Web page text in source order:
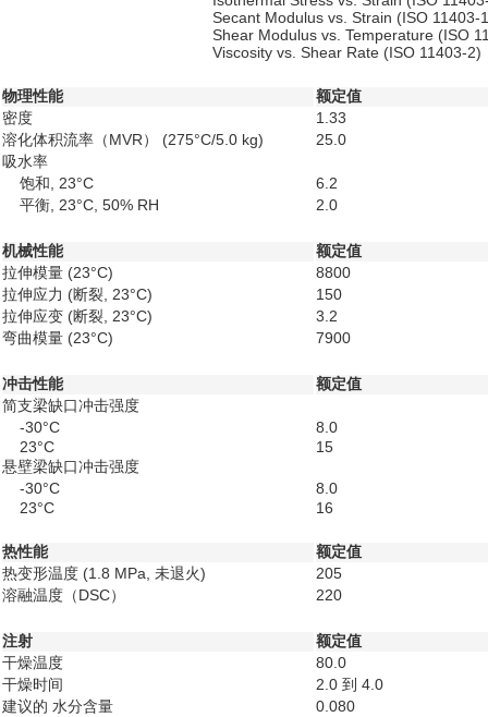
Secant Modulus vs. Strain (ISO 11403-
Shear Modulus vs. Temperature (ISO
Viscosity vs. Shear Rate (ISO 11403-2)
物理性能
额定值
密度
1.33
溶化体积流率（MVR） (275°C/5.0 kg)
25.0
吸水率
饱和, 23°C
6.2
平衡, 23°C, 50% RH
2.0
机械性能
额定值
拉伸模量 (23°C)
8800
拉伸应力 (断裂, 23°C)
150
拉伸应变 (断裂, 23°C)
3.2
弯曲模量 (23°C) 7900
冲击性能
额定值
简支梁缺口冲击强度
-30°C
8.0
23°C
15
悬壁梁缺口冲击强度
-30°C
8.0
23°C
16
热性能
额定值
热变形温度 (1.8 MPa, 未退火)
205
溶融温度（DSC）
220
注射
额定值
干燥温度
80.0
干燥时间
2.0 到 4.0
建议的 水分含量
0.080